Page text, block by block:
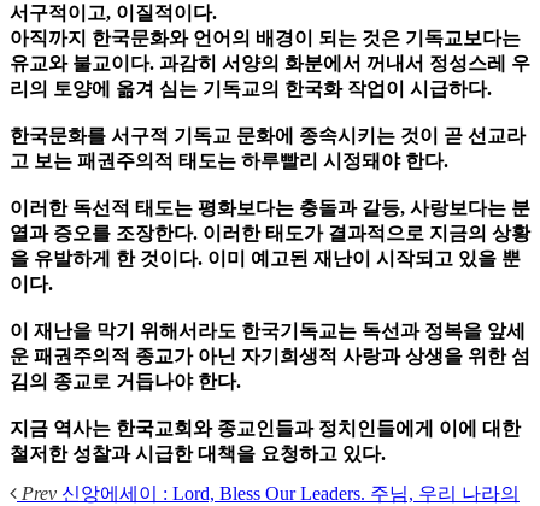
서구적이고, 이질적이다.
아직까지 한국문화와 언어의 배경이 되는 것은 기독교보다는
유교와 불교이다. 과감히 서양의 화분에서 꺼내서 정성스레 우
리의 토양에 옮겨 심는 기독교의 한국화 작업이 시급하다.
한국문화를 서구적 기독교 문화에 종속시키는 것이 곧 선교라
고 보는 패권주의적 태도는 하루빨리 시정돼야 한다.
이러한 독선적 태도는 평화보다는 충돌과 갈등, 사랑보다는 분
열과 증오를 조장한다. 이러한 태도가 결과적으로 지금의 상황
을 유발하게 한 것이다. 이미 예고된 재난이 시작되고 있을 뿐
이다.
이 재난을 막기 위해서라도 한국기독교는 독선과 정복을 앞세
운 패권주의적 종교가 아닌 자기희생적 사랑과 상생을 위한 섬
김의 종교로 거듭나야 한다.
지금 역사는 한국교회와 종교인들과 정치인들에게 이에 대한
철저한 성찰과 시급한 대책을 요청하고 있다.
Prev 신앙에세이 : Lord, Bless Our Leaders. 주님, 우리 나라의